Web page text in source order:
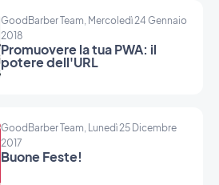
GoodBarber Team, Mercoledì 24 Gennaio
2018
Promuovere la tua PWA: il
potere dell'URL
GoodBarber Team, Lunedì 25 Dicembre
2017
Buone Feste!